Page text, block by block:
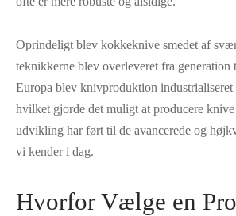
Oprindeligt blev kokkeknive smedet af
teknikkerne blev overleveret fra generation
Europa blev knivproduktion industrialiseret
hvilket gjorde det muligt at producere
udvikling har ført til de avancerede og
vi kender i dag.
Hvorfor Vælge en